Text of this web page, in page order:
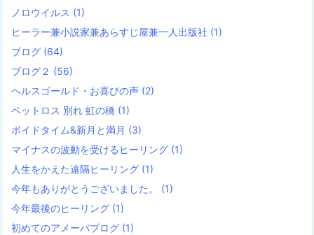
ノロウイルス (1)
ヒーラー兼小説家兼あらすじ屋兼一人出版社 (1)
ブログ (64)
ブログ２ (56)
ヘルスゴールド・お喜びの声 (2)
ペットロス 別れ 虹の橋 (1)
ボイドタイム&新月と満月 (3)
マイナスの波動を受けるヒーリング (1)
人生をかえた遠隔ヒーリング (1)
今年もありがとうございました。 (1)
今年最後のヒーリング (1)
初めてのアメーバブログ (1)